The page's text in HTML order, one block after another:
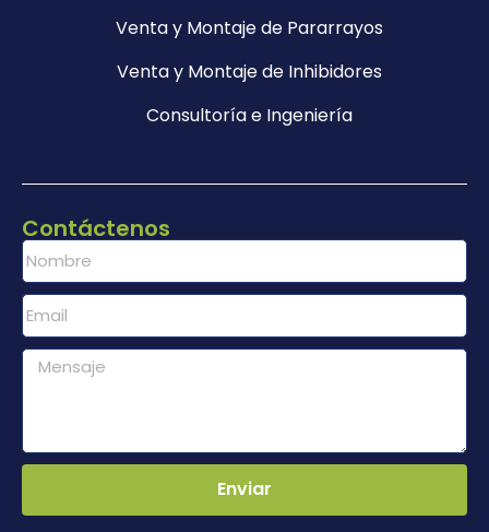
Venta y Montaje de Pararrayos
Venta y Montaje de Inhibidores
Consultoría e Ingeniería
Contáctenos
Enviar